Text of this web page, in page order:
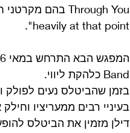
heavily at that point".
Band כלהקת ליווי.
בזמן שהביטלס נעים
בעיניי רבים ממעריציו וחילק אותם
דילן מזמין את הביטלס להופעותיו